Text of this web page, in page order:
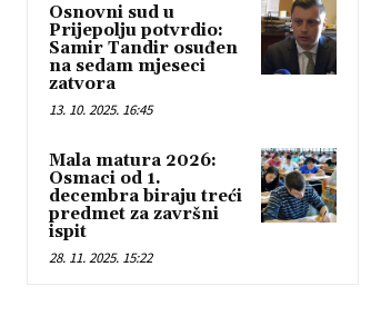
Osnovni sud u
Prijepolju potvrdio:
Samir Tandir osuđen
na sedam mjeseci
zatvora
13. 10. 2025. 16:45
Mala matura 2026:
Osmaci od 1.
decembra biraju treći
predmet za završni
ispit
28. 11. 2025. 15:22